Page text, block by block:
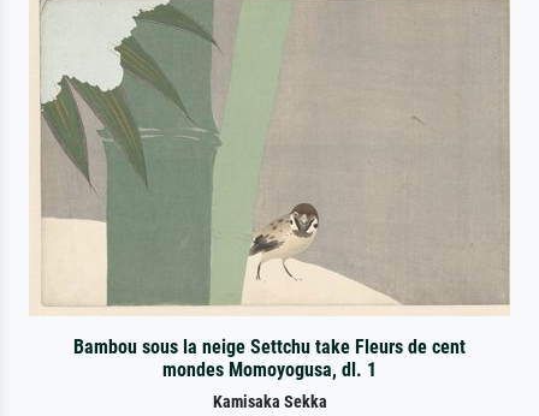
Bambou sous la neige Settchu take Fleurs de cent
mondes Momoyogusa, dl. 1
Kamisaka Sekka